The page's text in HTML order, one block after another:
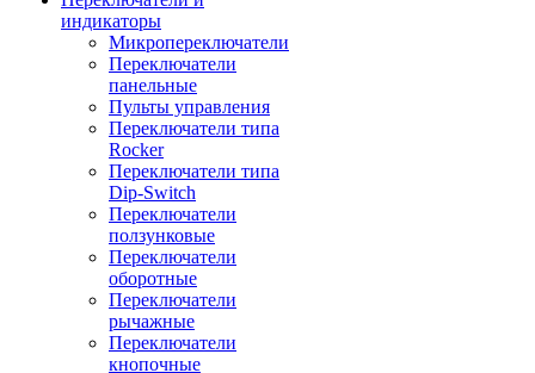
индикаторы
Микропереключатели
Переключатели
панельные
Пульты управления
Переключатели типа
Rocker
Переключатели типа
Dip-Switch
Переключатели
ползунковые
Переключатели
оборотные
Переключатели
рычажные
Переключатели
кнопочные